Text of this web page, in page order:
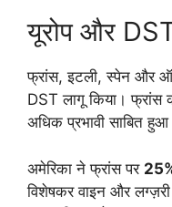
यूरोप और
फ्रांस, इटली, स्पेन और
DST लागू किया। फ्रांस
अधिक प्रभावी साबित
अमेरिका ने फ्रांस पर
विशेषकर वाइन और लग्ज़री